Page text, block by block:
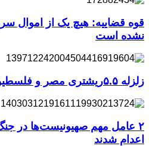
قوه قضاییه: هیچ یک از اموال
نشده است
زلزله ۵.۵ریشتری مصر و فلسطین را لرزاند
اعدام شدند